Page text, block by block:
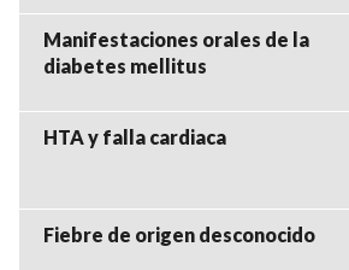
Manifestaciones orales de la
diabetes mellitus
HTA y falla cardiaca
Fiebre de origen desconocido